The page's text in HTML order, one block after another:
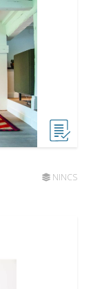
NINCS